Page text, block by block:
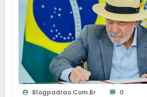
Blogpadrao.com.br 0